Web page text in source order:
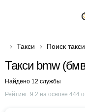
Такси Поиск такси
Такси bmw
Найдено 12 службы
Рейтинг: 9.2 на основе 444